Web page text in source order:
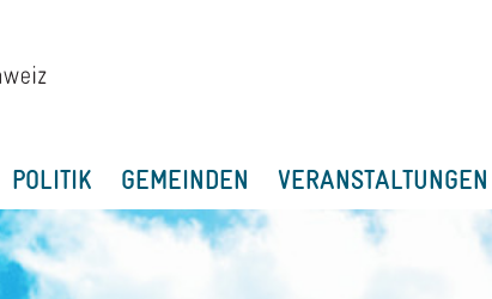
POLITIK GEMEINDEN VERANSTALTUNGEN